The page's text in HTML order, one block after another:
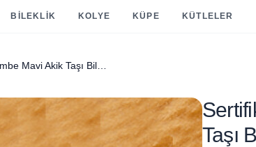
BILEKLIK KOLYE KÜPE KÜTLELER
Taşı